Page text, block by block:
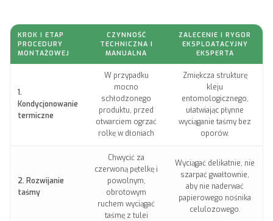
KROK I ETAP
PROCEDURY
MONTAŻOWEJ
CZYNNOŚĆ
TECHNICZNA I
MANUALNA
ZALECENIE I RYGOR
EKSPLOATACYJNY
EKSPERTA
1.
Kondycjonowanie
termiczne
W przypadku
mocno
schłodzonego
produktu, przed
otwarciem ogrzać
rolkę w dłoniach
Zmiękcza strukturę
kleju
entomologicznego,
ułatwiając płynne
wyciąganie taśmy bez
oporów.
2. Rozwijanie
taśmy
Chwycić za
czerwoną pętelkę i
powolnym,
obrotowym
ruchem wyciągać
taśmę z tulei
Wyciągać delikatnie, nie
szarpać gwałtownie,
aby nie naderwać
papierowego nośnika
celulozowego.